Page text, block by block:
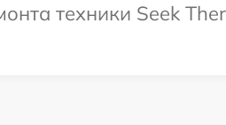
техники Seek